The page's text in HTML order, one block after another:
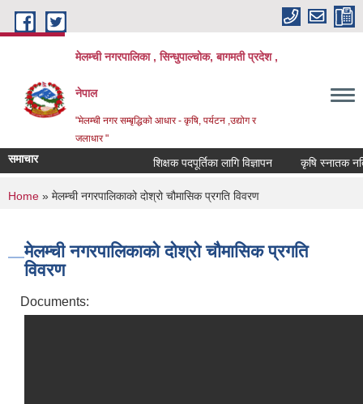
Skip to main content
मेलम्ची नगरपालिका , सिन्धुपाल्चोक, बागमती प्रदेश ,
नेपाल
"मेलम्ची नगर सम्बृद्धिको आधार - कृषि, पर्यटन ,उद्योग र
जलाधार "
समाचार शिक्षक पदपूर्तिका लागि विज्ञापन कृषि स्नातक
You are here
Home » मेलम्ची नगरपालिकाको दोश्रो चौमासिक प्रगति विवरण
मेलम्ची नगरपालिकाको दोश्रो चौमासिक प्रगति
विवरण
Documents: